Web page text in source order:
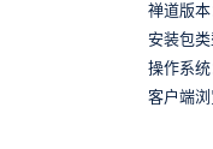
禅道版本
安装包类
操作系统
客户端浏